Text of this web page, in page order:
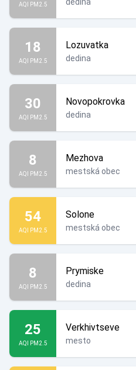
AQI PM2.5
18
AQI PM2.5
Lozuvatka
dedina
30
AQI PM2.5
Novopokrovka
dedina
8
AQI PM2.5
Mezhova
mestská obec
54
AQI PM2.5
Solone
mestská obec
8
AQI PM2.5
Prymiske
dedina
25
AQI PM2.5
Verkhivtseve
mesto